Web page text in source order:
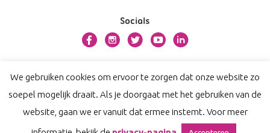
Socials
Contact
Privacy
Disclaimer
We gebruiken cookies om ervoor te zorgen dat onze website zo
soepel mogelijk draait. Als je doorgaat met het gebruiken van de
website, gaan we er vanuit dat ermee instemt. Voor meer